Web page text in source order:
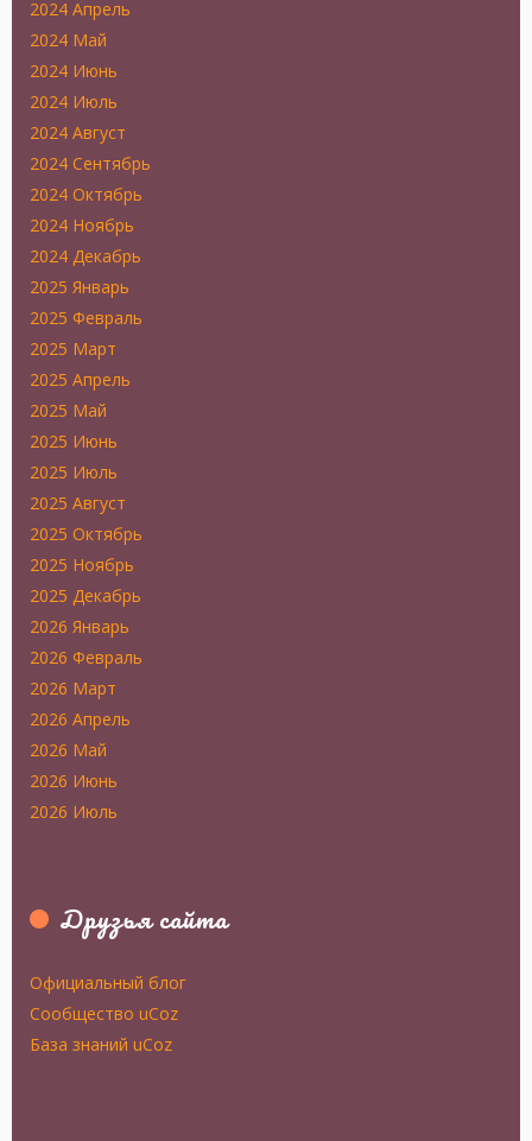
2024 Апрель
2024 Май
2024 Июнь
2024 Июль
2024 Август
2024 Сентябрь
2024 Октябрь
2024 Ноябрь
2024 Декабрь
2025 Январь
2025 Февраль
2025 Март
2025 Апрель
2025 Май
2025 Июнь
2025 Июль
2025 Август
2025 Октябрь
2025 Ноябрь
2025 Декабрь
2026 Январь
2026 Февраль
2026 Март
2026 Апрель
2026 Май
2026 Июнь
2026 Июль
Друзья сайта
Официальный блог
Сообщество uCoz
База знаний uCoz